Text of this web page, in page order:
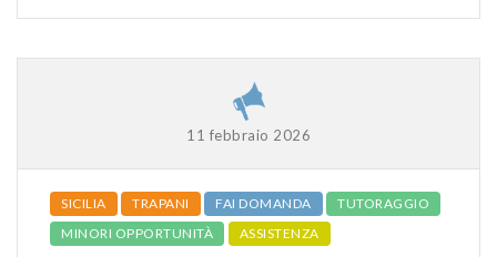
11 febbraio 2026
SICILIA TRAPANI FAI DOMANDA
TUTORAGGIO
MINORI OPPORTUNITÀ
ASSISTENZA